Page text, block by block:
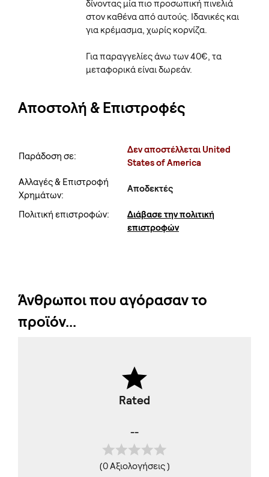
δίνοντας μία πιο προσωπική πινελιά
στον καθένα από αυτούς. Ιδανικές και
για κρέμασμα, χωρίς κορνίζα.
Για παραγγελίες άνω των 40€, τα
μεταφορικά είναι δωρεάν.
Αποστολή & Επιστροφές
Παράδοση σε:
Δεν αποστέλλεται United
States of America
Αλλαγές & Επιστροφή
Χρημάτων:
Αποδεκτές
Πολιτική επιστροφών:
Διάβασε την πολιτική
επιστροφών
Άνθρωποι που αγόρασαν το
προϊόν...
Rated
--
(0 Αξιολογήσεις )